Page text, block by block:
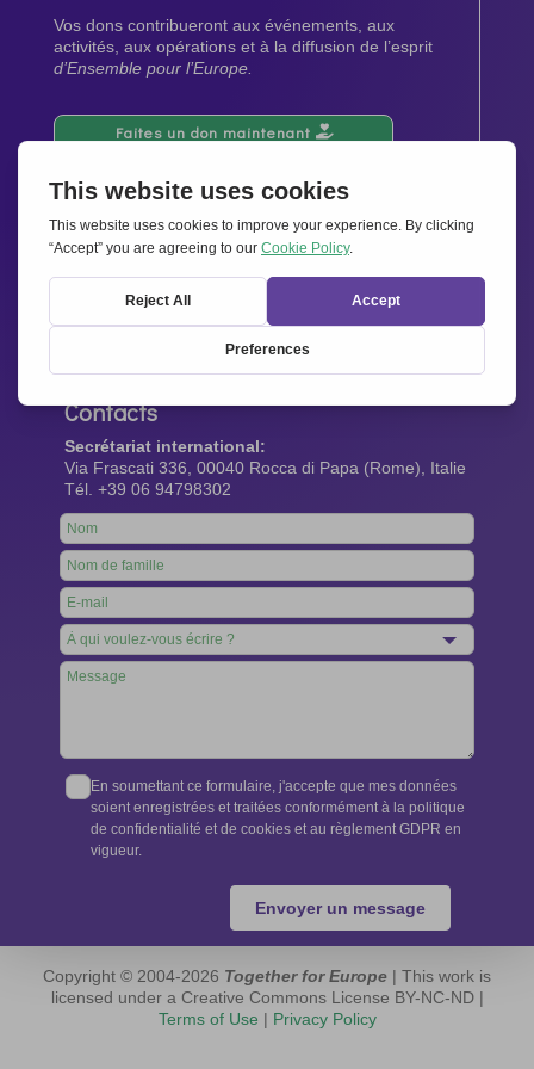
Vos dons contribueront aux événements, aux
activités, aux opérations et à la diffusion de l’esprit
d’Ensemble pour l’Europe.
Faites un don maintenant
Newsletter
Restez au courant de toutes les dernières nouvelles
de notre réseau.
Abonnez-vous maintenant
Contacts
Secrétariat international:
Via Frascati 336, 00040 Rocca di Papa (Rome), Italie
Tél. +39 06 94798302
Leave
this
field
blank
En soumettant ce formulaire, j'accepte que mes données
soient enregistrées et traitées conformément à la politique
de confidentialité et de cookies et au règlement GDPR en
vigueur.
Envoyer un message
Copyright © 2004-2026 Together for Europe | This work is
licensed under a Creative Commons License BY-NC-ND |
Terms of Use | Privacy Policy